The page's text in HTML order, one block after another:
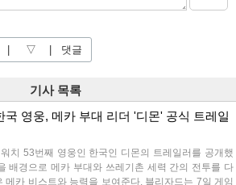
▽ 댓글
기사 목록
국 영웅, 메카 부대 리더 '디몬' 공식 트레일
치 53번째 영웅인 한국인 디몬의 트레일러를 공개했
배경으로 메카 부대와 쓰레기촌 세력 간의 전투를 다
메카 비스트와 능력을 보여준다. 블리자드는 7일 게임